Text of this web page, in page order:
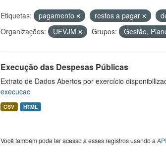
Etiquetas: pagamento restos a pagar
Organizações:
UFVJM Grupos: Gestão,
Execução das Despesas Públicas
Extrato de Dados Abertos por exercício
execucao
CSV HTML
Você também pode ter acesso a esses registros usando a API